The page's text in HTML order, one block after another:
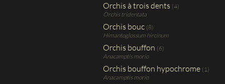
Orchis à trois dents (4)
Orchis tridentata
Orchis bouc (8)
Himantoglossum hircinum
Orchis bouffon (6)
Anacamptis morio
Orchis bouffon hypochrome (1)
Anacamptis morio